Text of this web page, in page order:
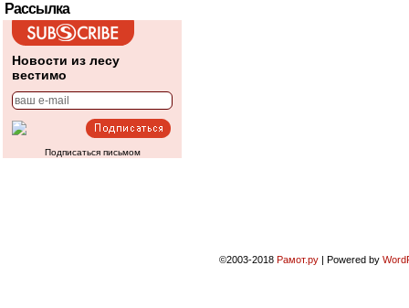
Рассылка
Новости из лесу
вестимо
Подписаться письмом
©2003-2018 Рамот.ру | Powered by